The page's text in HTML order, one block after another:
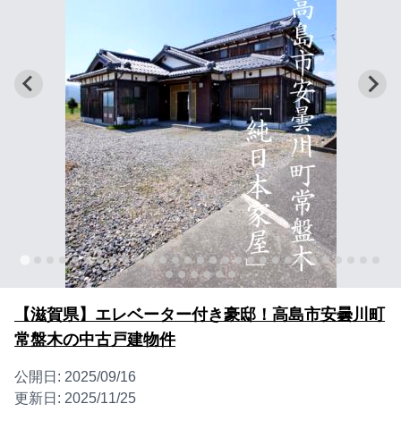
【滋賀県】エレベーター付き豪邸！高島市安曇川町
常盤木の中古戸建物件
公開日: 2025/09/16
更新日: 2025/11/25